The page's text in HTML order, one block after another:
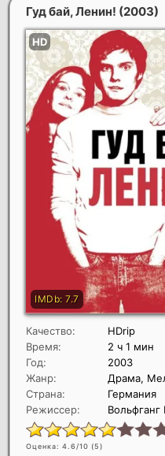
Гуд бай, Ленин! (2003)
Качество:
HDrip
Время:
2 ч 1 мин
Год:
2003
Жанр:
Драма,
Страна:
Германия
Режиссер:
Вольфганг
Оценка: 4.6/10 (5)